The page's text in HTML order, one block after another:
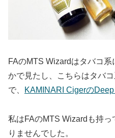
FAのMTS Wizardはタバコ
かで見たし、こちらはタバ
で、
KAMINARI Cigerの
私はFAのMTS Wizardも持
りませんでした。